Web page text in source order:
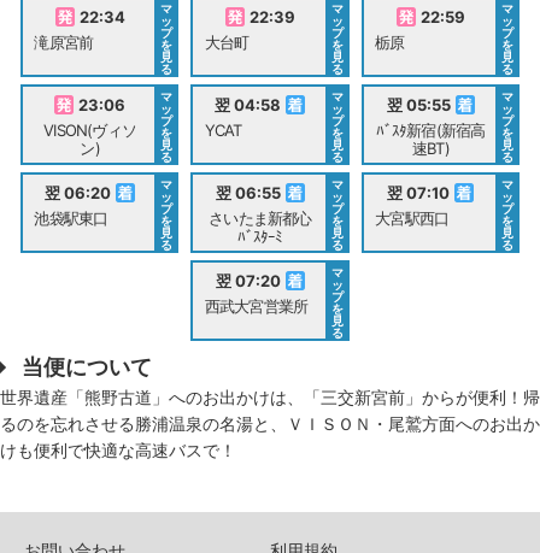
22:34
滝原宮前
マ
ッ
プ
を
見
る
22:39
大台町
マ
ッ
プ
を
見
る
22:59
栃原
マ
ッ
プ
を
見
る
23:06
VISON(ヴィソ
ン)
マ
ッ
プ
を
見
る
翌 04:58
YCAT
マ
ッ
プ
を
見
る
翌 05:55
ﾊﾞｽﾀ新宿(新宿高
速BT)
マ
ッ
プ
を
見
る
翌 06:20
池袋駅東口
マ
ッ
プ
を
見
る
翌 06:55
さいたま新都心
ﾊﾞｽﾀｰﾐ
マ
ッ
プ
を
見
る
翌 07:10
大宮駅西口
マ
ッ
プ
を
見
る
翌 07:20
西武大宮営業所
マ
ッ
プ
を
見
る
当便について
世界遺産「熊野古道」へのお出かけは、「三交新宮前」からが便利！帰
るのを忘れさせる勝浦温泉の名湯と、ＶＩＳＯＮ・尾鷲方面へのお出か
けも便利で快適な高速バスで！